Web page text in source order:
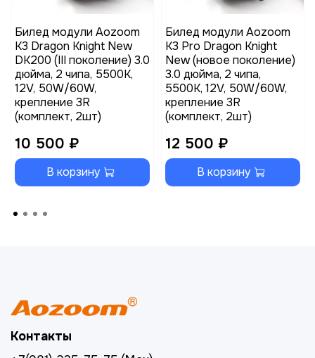
Билед модули Aozoom
K3 Dragon Knight New
DK200 (III поколение) 3.0
дюйма, 2 чипа, 5500K,
12V, 50W/60W,
крепление 3R
(комплект, 2шт)
10 500 ₽
В корзину
Билед модули Aozoom
K3 Pro Dragon Knight
New (новое поколение)
3.0 дюйма, 2 чипа,
5500K, 12V, 50W/60W,
крепление 3R
(комплект, 2шт)
12 500 ₽
В корзину
Контакты